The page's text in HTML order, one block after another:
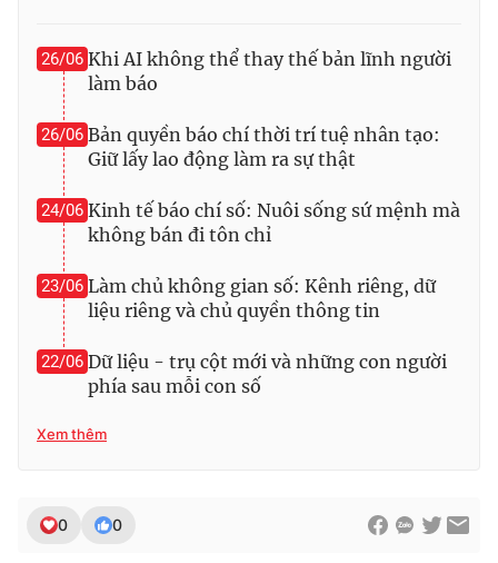
26/06 Khi AI không thể thay thế bản lĩnh người
làm báo
26/06 Bản quyền báo chí thời trí tuệ nhân tạo:
Giữ lấy lao động làm ra sự thật
24/06 Kinh tế báo chí số: Nuôi sống sứ mệnh mà
không bán đi tôn chỉ
23/06 Làm chủ không gian số: Kênh riêng, dữ
liệu riêng và chủ quyền thông tin
22/06 Dữ liệu - trụ cột mới và những con người
phía sau mỗi con số
Xem thêm
0 0